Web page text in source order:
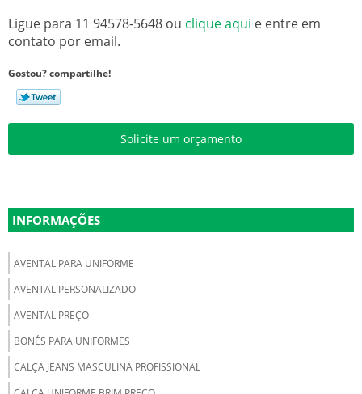
Ligue para 11 94578-5648 ou clique aqui e entre em
contato por email.
Gostou? compartilhe!
Solicite um orçamento
INFORMAÇÕES
AVENTAL PARA UNIFORME
AVENTAL PERSONALIZADO
AVENTAL PREÇO
BONÉS PARA UNIFORMES
CALÇA JEANS MASCULINA PROFISSIONAL